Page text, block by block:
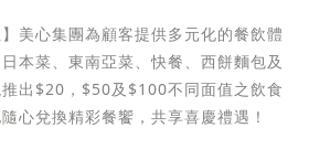
美心集團為顧客提供多元化的餐飲體
本菜、東南亞菜、快餐、西餅麵包及
出$20，$50及$100不同面值之飲食
心兌換精彩餐饗，共享喜慶禮遇！